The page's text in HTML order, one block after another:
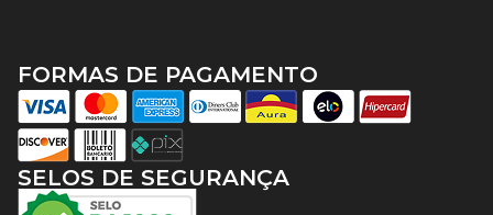
SELOS DE SEGURANÇA
FORMAS DE PAGAMENTO